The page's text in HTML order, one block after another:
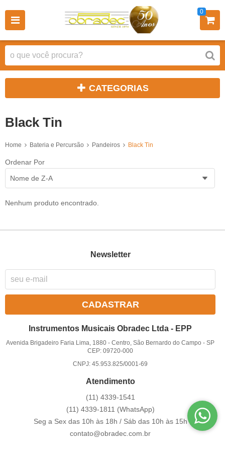
0
CATEGORIAS
Black Tin
Home Bateria e Percursão Pandeiros Black Tin
Ordenar Por
Nome de Z-A
Nenhum produto encontrado.
Newsletter
CADASTRAR
Instrumentos Musicais Obradec Ltda - EPP
Avenida Brigadeiro Faria Lima, 1880 -Centro, São Bernardo do Campo -SP
CEP: 09720-000
CNPJ: 45.953.825/0001-69
Atendimento
(11) 4339-1541
(11) 4339-1811 (WhatsApp)
Seg a Sex das 10h às 18h / Sáb das 10h às 15h
contato@obradec.com.br